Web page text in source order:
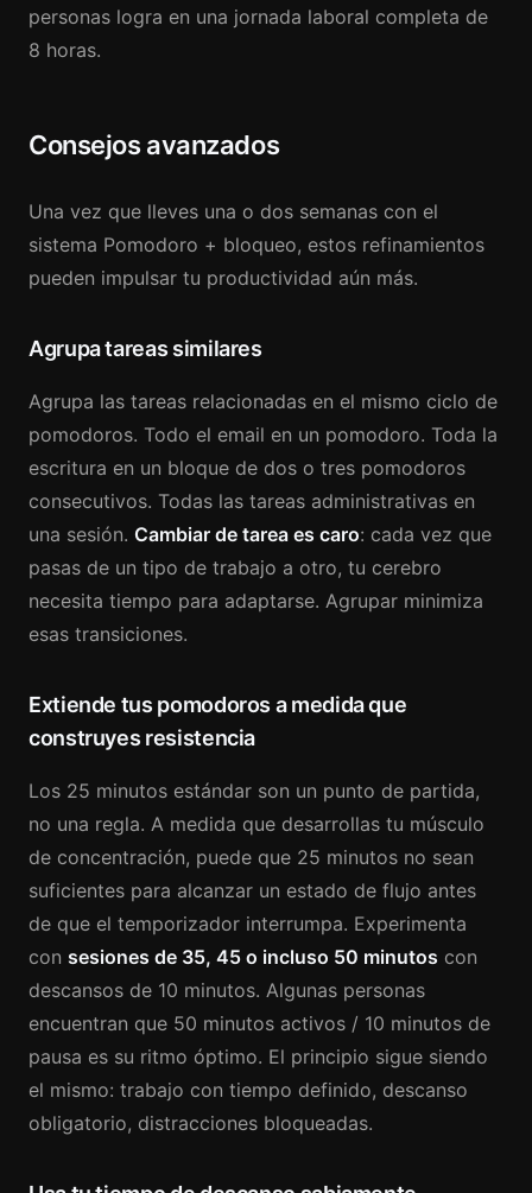
personas logra en una jornada laboral completa de
8 horas.
Consejos avanzados
Una vez que lleves una o dos semanas con el
sistema Pomodoro + bloqueo, estos refinamientos
pueden impulsar tu productividad aún más.
Agrupa tareas similares
Agrupa las tareas relacionadas en el mismo ciclo de
pomodoros. Todo el email en un pomodoro. Toda la
escritura en un bloque de dos o tres pomodoros
consecutivos. Todas las tareas administrativas en
una sesión. Cambiar de tarea es caro: cada vez que
pasas de un tipo de trabajo a otro, tu cerebro
necesita tiempo para adaptarse. Agrupar minimiza
esas transiciones.
Extiende tus pomodoros a medida que
construyes resistencia
Los 25 minutos estándar son un punto de partida,
no una regla. A medida que desarrollas tu músculo
de concentración, puede que 25 minutos no sean
suficientes para alcanzar un estado de flujo antes
de que el temporizador interrumpa. Experimenta
con sesiones de 35, 45 o incluso 50 minutos con
descansos de 10 minutos. Algunas personas
encuentran que 50 minutos activos / 10 minutos de
pausa es su ritmo óptimo. El principio sigue siendo
el mismo: trabajo con tiempo definido, descanso
obligatorio, distracciones bloqueadas.